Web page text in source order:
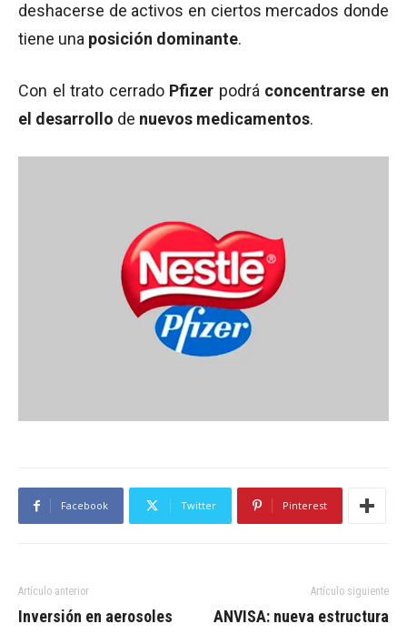
deshacerse de activos en ciertos mercados donde
tiene una posición dominante.
Con el trato cerrado Pfizer podrá concentrarse en
el desarrollo de nuevos medicamentos.
Facebook Twitter Pinterest
Artículo anterior
Inversión en aerosoles
Artículo siguiente
ANVISA: nueva estructura